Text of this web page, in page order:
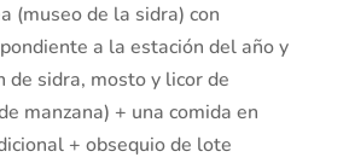
(museo de la sidra) con
a la estación del año y
de sidra, mosto y licor de
manzana) + una comida en
+ obsequio de lote